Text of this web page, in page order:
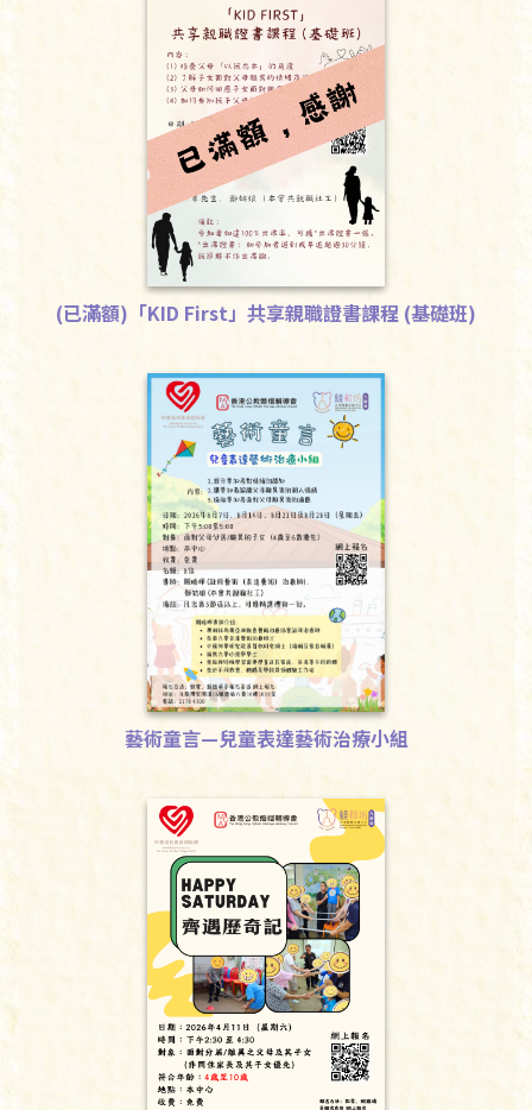
下載
下載
(已滿額)「KID First」共享親職證書課程 (基礎班)
下載
藝術童言—兒童表達藝術治療小組